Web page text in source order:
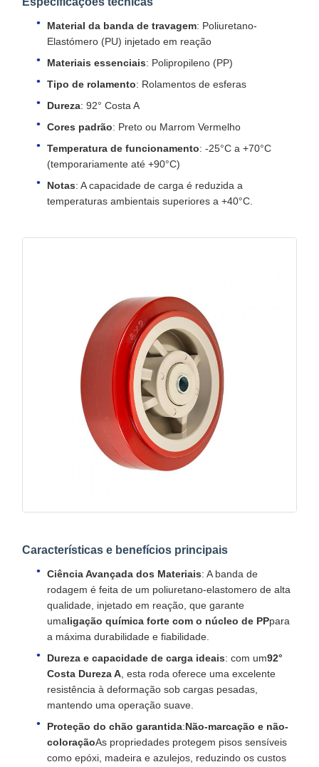
Material da banda de travagem: Poliuretano-
Elastómero (PU) injetado em reação
Materiais essenciais: Polipropileno (PP)
Tipo de rolamento: Rolamentos de esferas
Dureza: 92° Costa A
Cores padrão: Preto ou Marrom Vermelho
Temperatura de funcionamento: -25°C a +70°C
(temporariamente até +90°C)
Notas: A capacidade de carga é reduzida a
temperaturas ambientais superiores a +40°C.
Características e benefícios principais
Ciência Avançada dos Materiais: A banda de
rodagem é feita de um poliuretano-elastomero de alta
qualidade, injetado em reação, que garante
umaligação química forte com o núcleo de PPpara
a máxima durabilidade e fiabilidade.
Dureza e capacidade de carga ideais: com um92°
Costa Dureza A , esta roda oferece uma excelente
resistência à deformação sob cargas pesadas,
mantendo uma operação suave.
Proteção do chão garantida:Não-marcação e não-
coloraçãoAs propriedades protegem pisos sensíveis
como epóxi, madeira e azulejos, reduzindo os custos